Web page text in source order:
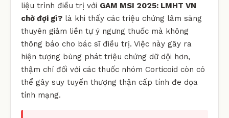
liệu trình điều trị với GAM MSI 2025: LMHT VN
chờ đợi gì? là khi thấy các triệu chứng lâm sàng
thuyên giảm liền tự ý ngưng thuốc mà không
thông báo cho bác sĩ điều trị. Việc này gây ra
hiện tượng bùng phát triệu chứng dữ dội hơn,
thậm chí đối với các thuốc nhóm Corticoid còn có
thể gây suy tuyến thượng thận cấp tính đe dọa
tính mạng.